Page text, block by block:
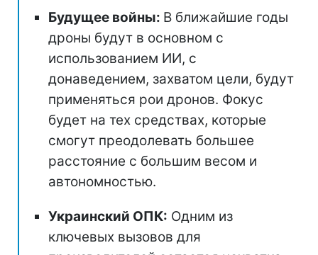
Будущее войны: В ближайшие годы
дроны будут в основном с
использованием ИИ, с
донаведением, захватом цели, будут
применяться рои дронов. Фокус
будет на тех средствах, которые
смогут преодолевать большее
расстояние с большим весом и
автономностью.
Украинский ОПК: Одним из
ключевых вызовов для